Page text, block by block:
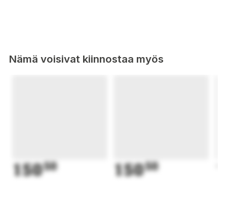
Nämä voisivat kiinnostaa myös
15050 15050